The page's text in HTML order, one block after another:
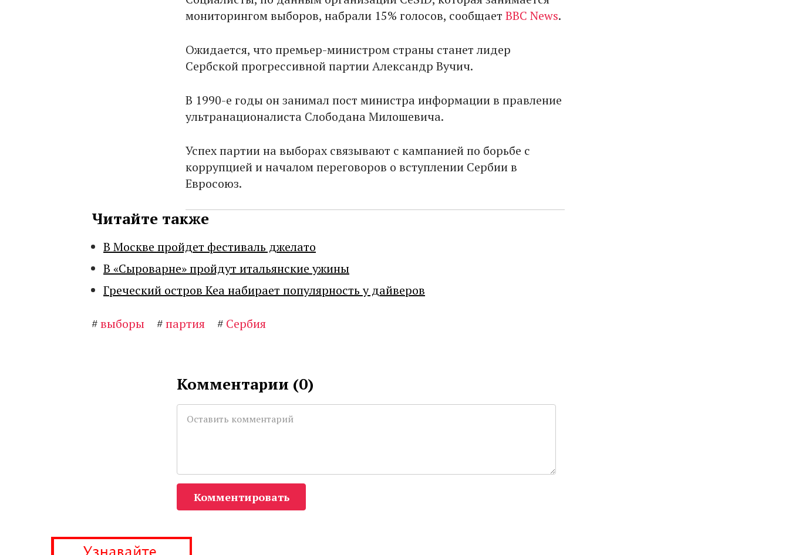
мониторингом выборов, набрали 15% голосов, сообщает BBC News.
Ожидается, что премьер-министром страны станет лидер
Сербской прогрессивной партии Александр Вучич.
В 1990-е годы он занимал пост министра информации в правление
ультранационалиста Слободана Милошевича.
Успех партии на выборах связывают с кампанией по борьбе с
коррупцией и началом переговоров о вступлении Сербии в
Евросоюз.
Читайте также
В Москве пройдет фестиваль джелато
В «Сыроварне» пройдут итальянские ужины
Греческий остров Кеа набирает популярность у дайверов
#выборы #партия # Сербия
Комментарии (0)
Комментировать